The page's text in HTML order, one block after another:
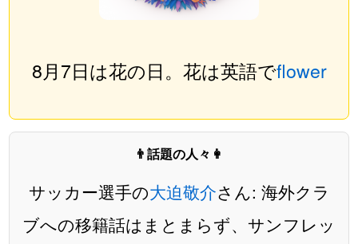
8月7日は花の日。花は英語でflower
👨話題の人々👩
サッカー選手の大迫敬介さん: 海外クラ
ブへの移籍話はまとまらず、サンフレッ